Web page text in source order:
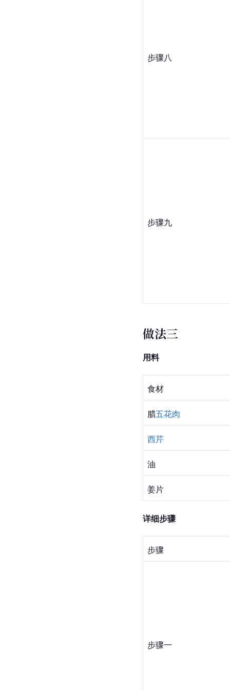
步骤八
步骤九
做法三
用料
食材
腊五花肉
西芹
油
姜片
详细步骤
步骤
步骤一